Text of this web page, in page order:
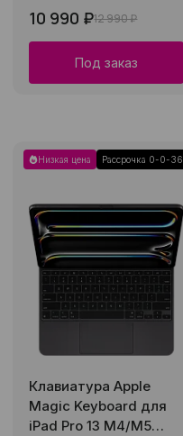
10 990 ₽12 990 ₽
Под заказ
Низкая цена Рассрочка 0-0-36
Клавиатура Apple
Magic Keyboard для
iPad Pro 13 M4/M5